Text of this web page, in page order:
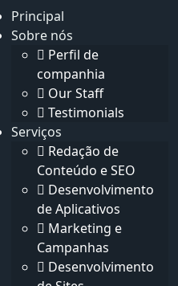
Escuro
Principal
Sobre nós
Perfil de
companhia
Our Staff
Testimonials
Serviços
Redação de
Conteúdo e SEO
Desenvolvimento
de Aplicativos
Marketing e
Campanhas
Desenvolvimento
Página Inicial
blog